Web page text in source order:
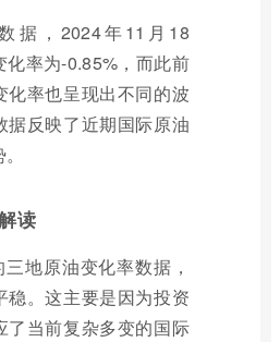
据，2024年11月18
化率为-0.85%，而此前
化率也呈现出不同的波
据反映了近期国际原油
读
地原油变化率数据，
稳。这主要是因为投资
了当前复杂多变的国际